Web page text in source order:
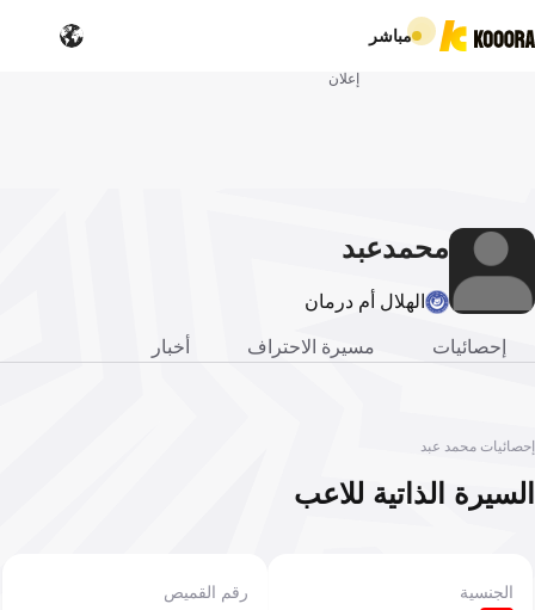
مباشر
إعلان
محمدعبد
الهلال أم درمان
إحصائيات مسيرة الاحتراف أخبار
إحصائيات محمد عبد
السيرة الذاتية للاعب
الجنسية رقم القميص